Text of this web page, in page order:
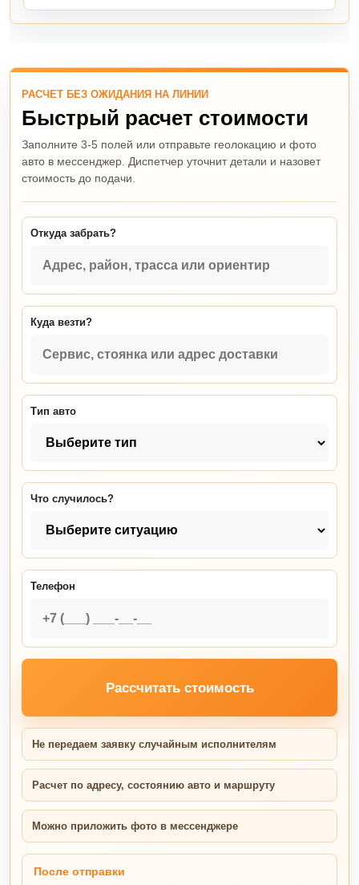
РАСЧЕТ БЕЗ ОЖИДАНИЯ НА ЛИНИИ
Быстрый расчет стоимости
Заполните 3-5 полей или отправьте геолокацию и фото
авто в мессенджер. Диспетчер уточнит детали и назовет
стоимость до подачи.
Откуда забрать?
Куда везти?
Тип авто
Что случилось?
Телефон
Рассчитать стоимость
Не передаем заявку случайным исполнителям
Расчет по адресу, состоянию авто и маршруту
Можно приложить фото в мессенджере
После отправки